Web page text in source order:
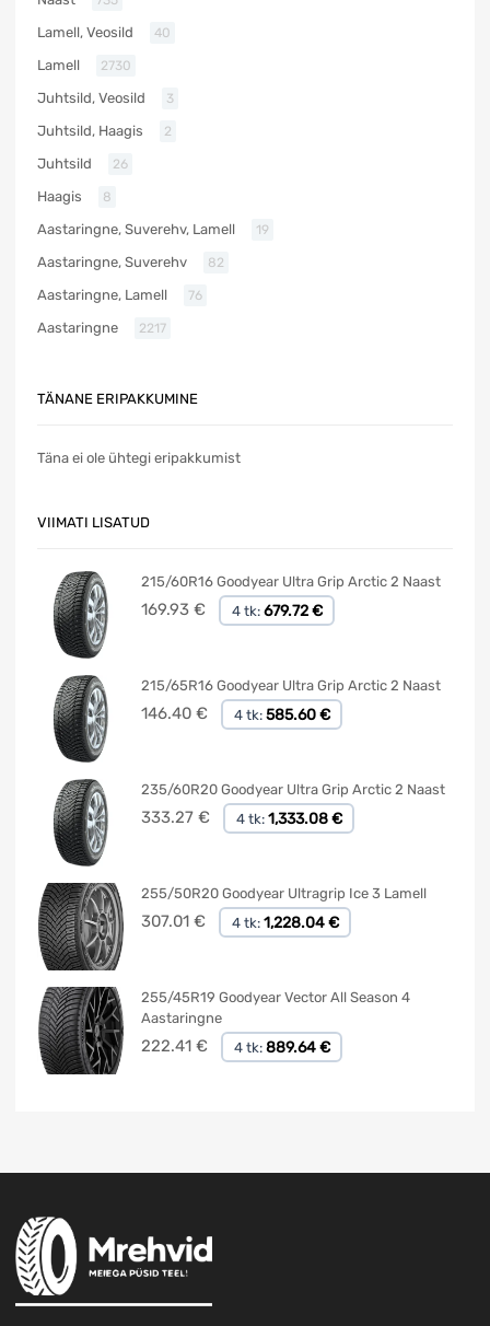
Lamell, Veosild 40
Lamell 2730
Juhtsild, Veosild 3
Juhtsild, Haagis 2
Juhtsild 26
Haagis 8
Aastaringne, Suverehv, Lamell 19
Aastaringne, Suverehv 82
Aastaringne, Lamell 76
Aastaringne 2217
TÄNANE ERIPAKKUMINE
Täna ei ole ühtegi eripakkumist
VIIMATI LISATUD
215/60R16 Goodyear Ultra Grip Arctic 2 Naast
169.93 € 4 tk: 679.72 €
215/65R16 Goodyear Ultra Grip Arctic 2 Naast
146.40 € 4 tk: 585.60 €
235/60R20 Goodyear Ultra Grip Arctic 2 Naast
333.27 € 4 tk: 1,333.08 €
255/50R20 Goodyear Ultragrip Ice 3 Lamell
307.01 € 4 tk: 1,228.04 €
255/45R19 Goodyear Vector All Season 4
Aastaringne
222.41 € 4 tk: 889.64 €